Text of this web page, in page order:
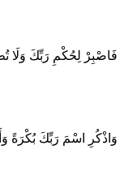
فَاصْبِرْ لِحُكْمِ رَبِّكَ وَلَا
وَاذْكُرِ اسْمَ رَبِّكَ بُكْرَةً